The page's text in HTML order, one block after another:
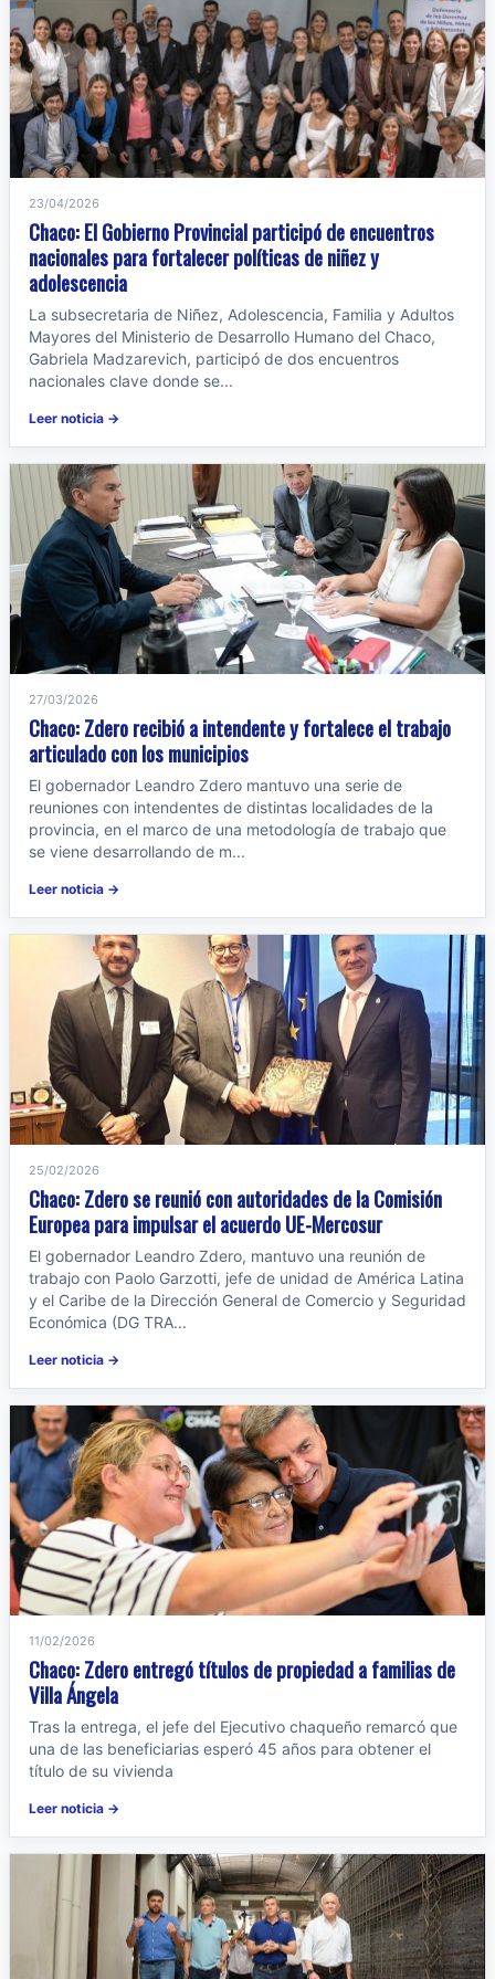
23/04/2026
Chaco: El Gobierno Provincial participó de encuentros
nacionales para fortalecer políticas de niñez y
adolescencia
La subsecretaria de Niñez, Adolescencia, Familia y Adultos
Mayores del Ministerio de Desarrollo Humano del Chaco,
Gabriela Madzarevich, participó de dos encuentros
nacionales clave donde se...
Leer noticia →
27/03/2026
Chaco: Zdero recibió a intendente y fortalece el trabajo
articulado con los municipios
El gobernador Leandro Zdero mantuvo una serie de
reuniones con intendentes de distintas localidades de la
provincia, en el marco de una metodología de trabajo que
se viene desarrollando de m...
Leer noticia →
25/02/2026
Chaco: Zdero se reunió con autoridades de la Comisión
Europea para impulsar el acuerdo UE-Mercosur
El gobernador Leandro Zdero, mantuvo una reunión de
trabajo con Paolo Garzotti, jefe de unidad de América Latina
y el Caribe de la Dirección General de Comercio y Seguridad
Económica (DG TRA...
Leer noticia →
11/02/2026
Chaco: Zdero entregó títulos de propiedad a familias de
Villa Ángela
Tras la entrega, el jefe del Ejecutivo chaqueño remarcó que
una de las beneficiarias esperó 45 años para obtener el
título de su vivienda
Leer noticia →